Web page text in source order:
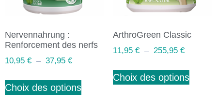
Nervennahrung :
Renforcement des nerfs
10,95 € – 37,95 €
Choix des options
ArthroGreen Classic
11,95 € – 255,95 €
Choix des options